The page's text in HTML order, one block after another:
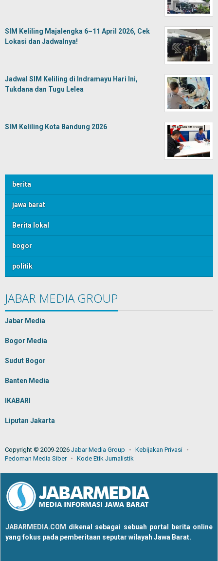
SIM Keliling Majalengka 6–11 April 2026, Cek
Lokasi dan Jadwalnya!
Jadwal SIM Keliling di Indramayu Hari Ini,
Tukdana dan Tugu Lelea
SIM Keliling Kota Bandung 2026
berita
jawa barat
Berita lokal
bogor
politik
JABAR MEDIA GROUP
Jabar Media
Bogor Media
Sudut Bogor
Banten Media
IKABARI
Liputan Jakarta
Copyright © 2009-2026 Jabar Media Group
Kebijakan Privasi
Pedoman Media Siber
Kode Etik Jurnalistik
JABARMEDIA.COM dikenal sebagai sebuah portal berita online
yang fokus pada pemberitaan seputar wilayah Jawa Barat.